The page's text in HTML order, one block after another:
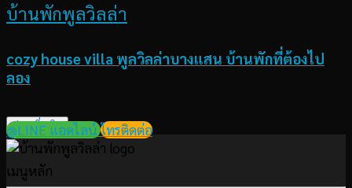
บ้านพักพูลวิลล่า
cozy house villa พูลวิลล่าบางแสน บ้านพักที่ต้องไป
ลอง
อ่านเพิ่มเติม
@LINE แอดไลน์ โทรติดต่อ
เมนูหลัก